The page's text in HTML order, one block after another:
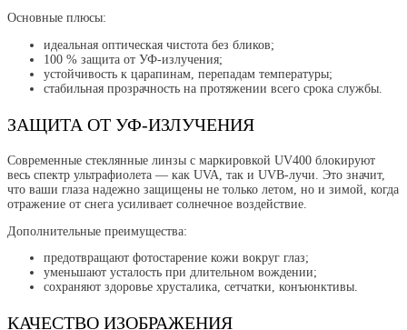
Основные плюсы:
идеальная оптическая чистота без бликов;
100 % защита от УФ-излучения;
устойчивость к царапинам, перепадам температуры;
стабильная прозрачность на протяжении всего срока службы.
ЗАЩИТА ОТ УФ-ИЗЛУЧЕНИЯ
Современные стеклянные линзы с маркировкой UV400 блокируют
весь спектр ультрафиолета — как UVA, так и UVB-лучи. Это значит,
что ваши глаза надежно защищены не только летом, но и зимой, когда
отражение от снега усиливает солнечное воздействие.
Дополнительные преимущества:
предотвращают фотостарение кожи вокруг глаз;
уменьшают усталость при длительном вождении;
сохраняют здоровье хрусталика, сетчатки, конъюнктивы.
КАЧЕСТВО ИЗОБРАЖЕНИЯ